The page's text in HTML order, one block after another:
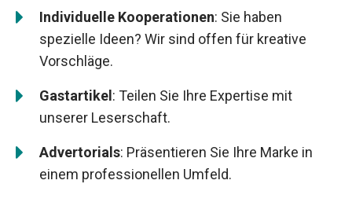
Individuelle Kooperationen: Sie haben
spezielle Ideen? Wir sind offen für kreative
Vorschläge.
Gastartikel : Teilen Sie Ihre Expertise mit
unserer Leserschaft.
Advertorials: Präsentieren Sie Ihre Marke in
einem professionellen Umfeld.